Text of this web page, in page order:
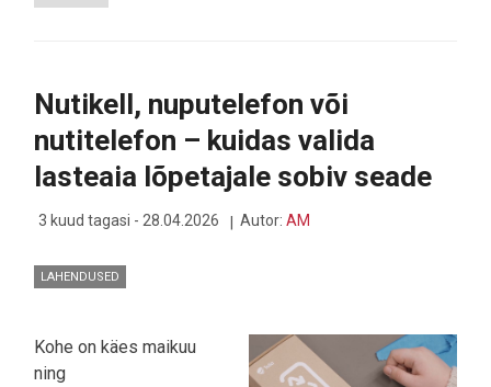
FILM
TÕI
UNUSTATUD
NUTIFUNKTSIOONI
Nutikell, nuputelefon või
nutitelefon – kuidas valida
lasteaia lõpetajale sobiv seade
3 kuud tagasi - 28.04.2026 Autor: AM
LAHENDUSED
Kohe on käes maikuu
ning